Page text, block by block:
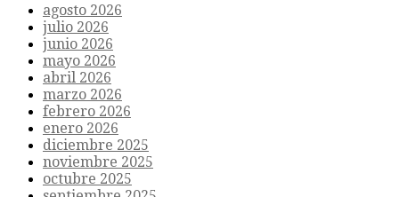
agosto 2026
julio 2026
junio 2026
mayo 2026
abril 2026
marzo 2026
febrero 2026
enero 2026
diciembre 2025
noviembre 2025
octubre 2025